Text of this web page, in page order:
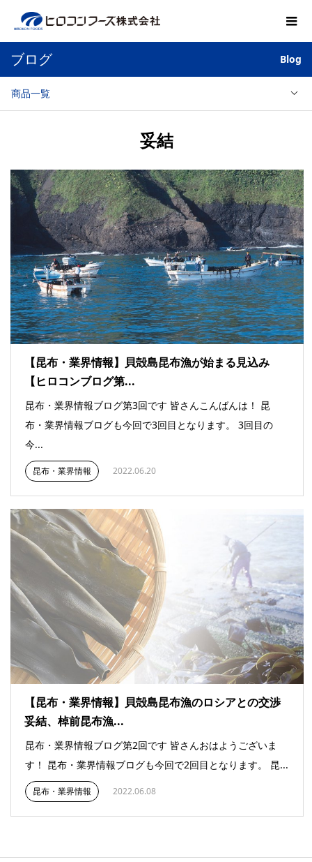
ブログ Blog
商品一覧
妥結
【昆布・業界情報】貝殻島昆布漁が始まる見込み
【ヒロコンブログ第...
昆布・業界情報ブログ第3回です 皆さんこんばんは！ 昆
布・業界情報ブログも今回で3回目となります。 3回目の
今...
昆布・業界情報 2022.06.20
【昆布・業界情報】貝殻島昆布漁のロシアとの交渉
妥結、棹前昆布漁...
昆布・業界情報ブログ第2回です 皆さんおはようございま
す！ 昆布・業界情報ブログも今回で2回目となります。 昆...
昆布・業界情報 2022.06.08